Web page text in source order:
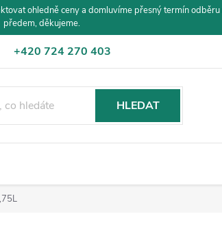
ohledně ceny a domluvíme přesný termín
předem, děkujeme.
+420 724 270 403
HLEDAT